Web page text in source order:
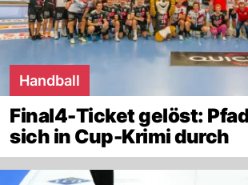
Handball
Final4-Ticket gelöst:
sich in Cup-Krimi durch